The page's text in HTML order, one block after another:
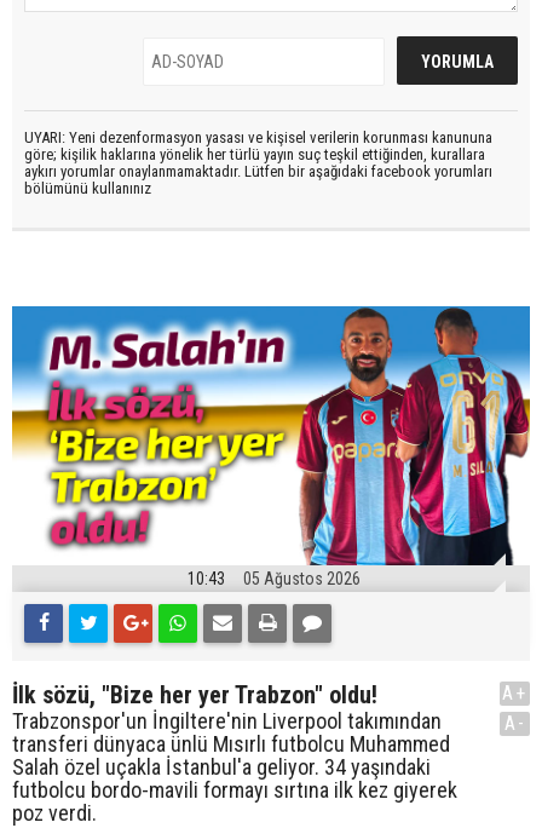
UYARI: Yeni dezenformasyon yasası ve kişisel verilerin korunması kanununa
göre; kişilik haklarına yönelik her türlü yayın suç teşkil ettiğinden, kurallara
aykırı yorumlar onaylanmamaktadır. Lütfen bir aşağıdaki facebook yorumları
bölümünü kullanınız
10:43 05 Ağustos 2026
İlk sözü, "Bize her yer Trabzon" oldu!
Trabzonspor'un İngiltere'nin Liverpool takımından
transferi dünyaca ünlü Mısırlı futbolcu Muhammed
Salah özel uçakla İstanbul'a geliyor. 34 yaşındaki
futbolcu bordo-mavili formayı sırtına ilk kez giyerek
poz verdi.
A+
A-